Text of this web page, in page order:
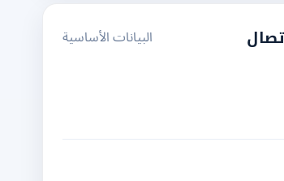
البيانات الأساسية